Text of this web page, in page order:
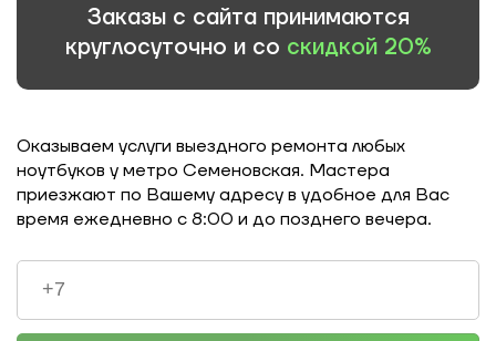
Заказы с сайта принимаются
круглосуточно и со скидкой 20%
Оказываем услуги выездного ремонта любых
ноутбуков у метро Семеновская. Мастера
приезжают по Вашему адресу в удобное для Вас
время ежедневно с 8:00 и до позднего вечера.